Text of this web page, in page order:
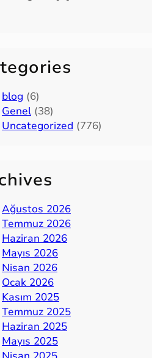
blog (6)
Genel (38)
Uncategorized (776)
Ağustos 2026
Temmuz 2026
Haziran 2026
Mayıs 2026
Nisan 2026
Ocak 2026
Kasım 2025
Temmuz 2025
Haziran 2025
Mayıs 2025